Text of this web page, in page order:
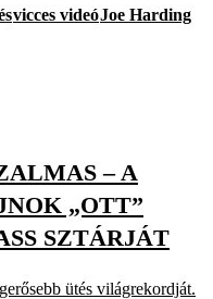
vicces videóJoe Harding
– A
„OTT”
SZTÁRJÁT
ütés világrekordját.